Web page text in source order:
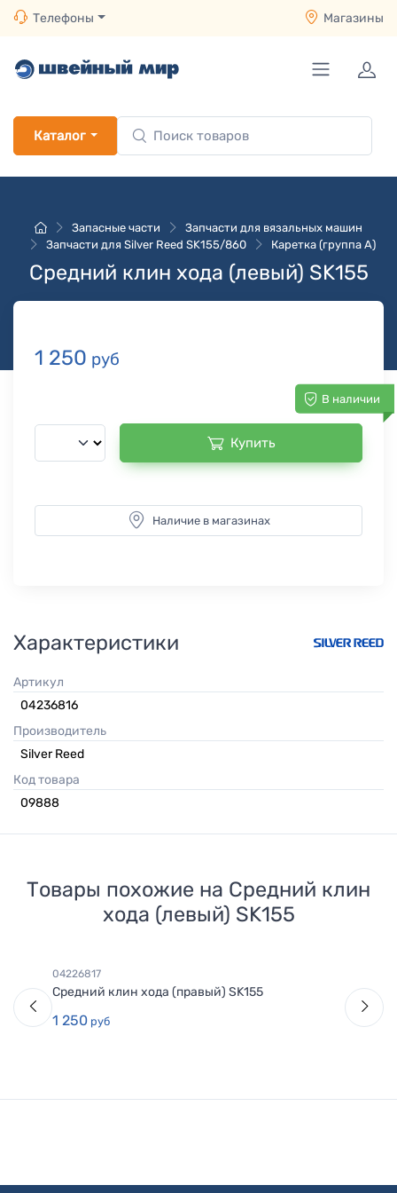
Телефоны Магазины
Каталог
Запасные части
Запчасти для вязальных машин
Запчасти для Silver Reed SK155/860
Каретка (группа A)
Средний клин хода (левый) SK155
1 250 руб
В наличии
Купить
Наличие в магазинах
Характеристики
Артикул
04236816
Производитель
Silver Reed
Код товара
09888
Товары похожие на Средний клин
хода (левый) SK155
04226817
Средний клин хода (правый) SK155
1 250 руб